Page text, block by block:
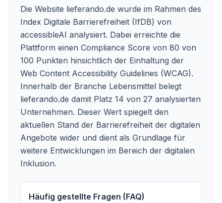
Die Website lieferando.de wurde im Rahmen des
Index Digitale Barrierefreiheit (IfDB) von
accessibleAI analysiert. Dabei erreichte die
Plattform einen Compliance Score von 80 von
100 Punkten hinsichtlich der Einhaltung der
Web Content Accessibility Guidelines (WCAG).
Innerhalb der Branche Lebensmittel belegt
lieferando.de damit Platz 14 von 27 analysierten
Unternehmen. Dieser Wert spiegelt den
aktuellen Stand der Barrierefreiheit der digitalen
Angebote wider und dient als Grundlage für
weitere Entwicklungen im Bereich der digitalen
Inklusion.
Häufig gestellte Fragen (FAQ)